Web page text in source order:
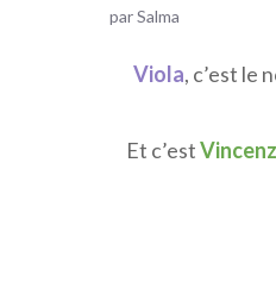
parSalma
Viola, c’est le
Et c’est